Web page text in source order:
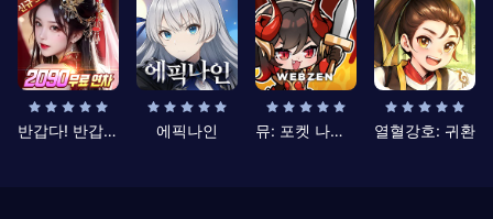
반갑다! 반갑삼국지 에픽나인 뮤: 포켓 나이츠 열혈강호: 귀환